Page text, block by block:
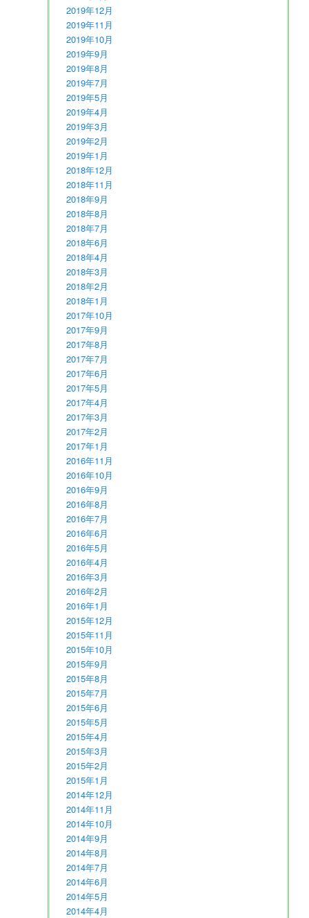
2019年12月
2019年11月
2019年10月
2019年9月
2019年8月
2019年7月
2019年5月
2019年4月
2019年3月
2019年2月
2019年1月
2018年12月
2018年11月
2018年9月
2018年8月
2018年7月
2018年6月
2018年4月
2018年3月
2018年2月
2018年1月
2017年10月
2017年9月
2017年8月
2017年7月
2017年6月
2017年5月
2017年4月
2017年3月
2017年2月
2017年1月
2016年11月
2016年10月
2016年9月
2016年8月
2016年7月
2016年6月
2016年5月
2016年4月
2016年3月
2016年2月
2016年1月
2015年12月
2015年11月
2015年10月
2015年9月
2015年8月
2015年7月
2015年6月
2015年5月
2015年4月
2015年3月
2015年2月
2015年1月
2014年12月
2014年11月
2014年10月
2014年9月
2014年8月
2014年7月
2014年6月
2014年5月
2014年4月